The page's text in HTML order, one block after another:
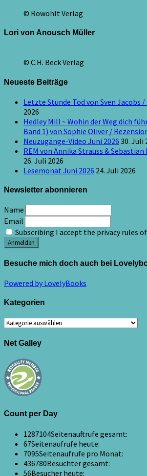
© Rowohlt Verlag
Lori von Anousch Müller
© C.H. Beck Verlag
Neueste Beiträge
Letzte Stunde Tod von Sven Jacobs
2026
Hedley Mill ~ Wohin der Weg dich
Band 1) von Sophie Oliver /
Neuzugänge-Video Juni 2026 30. Juli
REM von Annika Strauss &
26. Juli 2026
Lesemonat Juni 2026 24. Juli 2026
Newsletter abonnieren
Name
Email
Subscribing I accept the privacy rules
Besuche mich doch auch bei
Powered by LovelyBooks
Kategorien
Kategorien
Net Galley
Count per Day
1287104Seitenauftrufe gesamt:
67Seitenaufrufe heute:
7095Seitenaufrufe pro Monat:
436780Besuchter gesamt:
56Besucher heute: